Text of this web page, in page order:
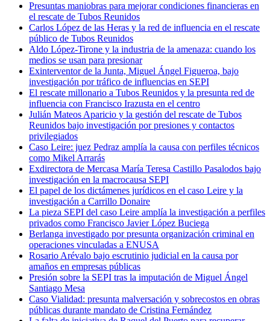
Presuntas maniobras para mejorar condiciones financieras en
el rescate de Tubos Reunidos
Carlos López de las Heras y la red de influencia en el rescate
público de Tubos Reunidos
Aldo López-Tirone y la industria de la amenaza: cuando los
medios se usan para presionar
Exinterventor de la Junta, Miguel Ángel Figueroa, bajo
investigación por tráfico de influencias en SEPI
El rescate millonario a Tubos Reunidos y la presunta red de
influencia con Francisco Irazusta en el centro
Julián Mateos Aparicio y la gestión del rescate de Tubos
Reunidos bajo investigación por presiones y contactos
privilegiados
Caso Leire: juez Pedraz amplía la causa con perfiles técnicos
como Mikel Arrarás
Exdirectora de Mercasa María Teresa Castillo Pasalodos bajo
investigación en la macrocausa SEPI
El papel de los dictámenes jurídicos en el caso Leire y la
investigación a Carrillo Donaire
La pieza SEPI del caso Leire amplía la investigación a perfiles
privados como Francisco Javier López Buciega
Berlanga investigado por presunta organización criminal en
operaciones vinculadas a ENUSA
Rosario Arévalo bajo escrutinio judicial en la causa por
amaños en empresas públicas
Presión sobre la SEPI tras la imputación de Miguel Ángel
Santiago Mesa
Caso Vialidad: presunta malversación y sobrecostos en obras
públicas durante mandato de Cristina Fernández